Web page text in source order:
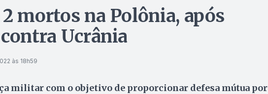
mortos na Polônia, após
Ucrânia
às 18h59
militar com o objetivo de proporcionar defesa mútua por